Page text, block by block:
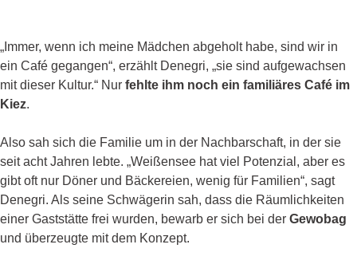
„Immer, wenn ich meine Mädchen abgeholt habe, sind wir in
ein Café gegangen“, erzählt Denegri, „sie sind aufgewachsen
mit dieser Kultur.“ Nur fehlte ihm noch ein familiäres Café im
Kiez.
Also sah sich die Familie um in der Nachbarschaft, in der sie
seit acht Jahren lebte. „Weißensee hat viel Potenzial, aber es
gibt oft nur Döner und Bäckereien, wenig für Familien“, sagt
Denegri. Als seine Schwägerin sah, dass die Räumlichkeiten
einer Gaststätte frei wurden, bewarb er sich bei der Gewobag
und überzeugte mit dem Konzept.